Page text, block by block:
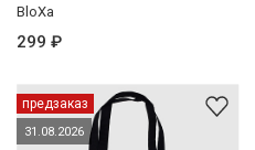
BloXa
299 ₽
предзаказ
31.08.2026